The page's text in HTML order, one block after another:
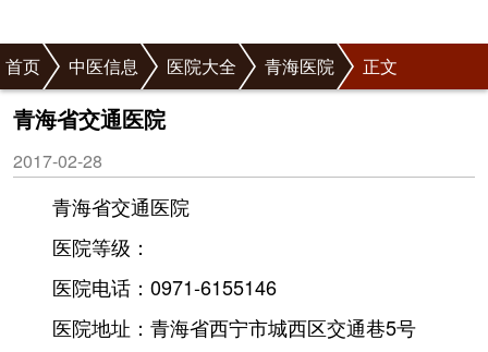
首页 中医信息 医院大全 青海医院 正文
青海省交通医院
2017-02-28
青海省交通医院
医院等级：
医院电话：0971-6155146
医院地址：青海省西宁市城西区交通巷5号